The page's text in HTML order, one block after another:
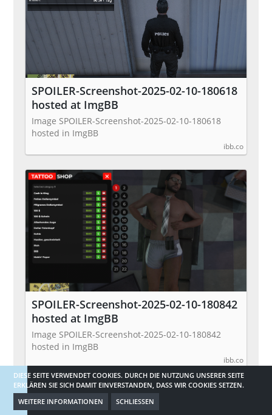
SPOILER-Screenshot-2025-02-10-180618
hosted at ImgBB
Image SPOILER-Screenshot-2025-02-10-180618
hosted in ImgBB
ibb.co
SPOILER-Screenshot-2025-02-10-180842
hosted at ImgBB
Image SPOILER-Screenshot-2025-02-10-180842
hosted in ImgBB
ibb.co
SPOILER-Screenshot-2025-02-10-181228
hosted at ImgBB
DIESE SEITE VERWENDET COOKIES. DURCH DIE NUTZUNG UNSERER SEITE
ERKLÄREN SIE SICH DAMIT EINVERSTANDEN, DASS WIR COOKIES SETZEN.
WEITERE INFORMATIONEN
SCHLIESSEN